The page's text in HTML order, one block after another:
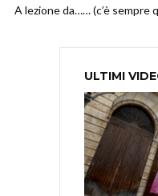
A lezione da…… (c’è sempre
ULTIMI